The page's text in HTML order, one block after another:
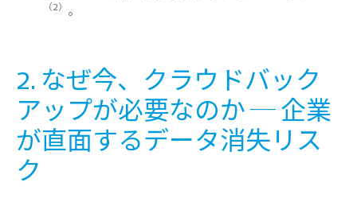
（2） 。
2. なぜ今、クラウドバック
アップが必要なのか ─ 企業
が直面するデータ消失リス
ク